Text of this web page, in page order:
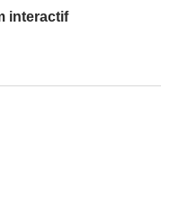
interactif